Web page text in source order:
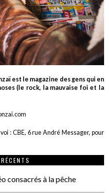
est le magazine des gens qui en
(le rock, la mauvaise foi et la
: CBE, 6 rue André Messager, pour
consacrés à la pêche